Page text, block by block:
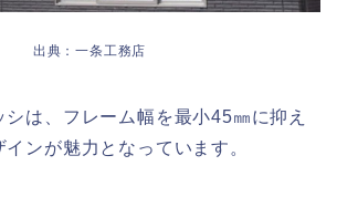
出典：一条工務店
は、フレーム幅を最小45㎜に抑え
ンが魅力となっています。